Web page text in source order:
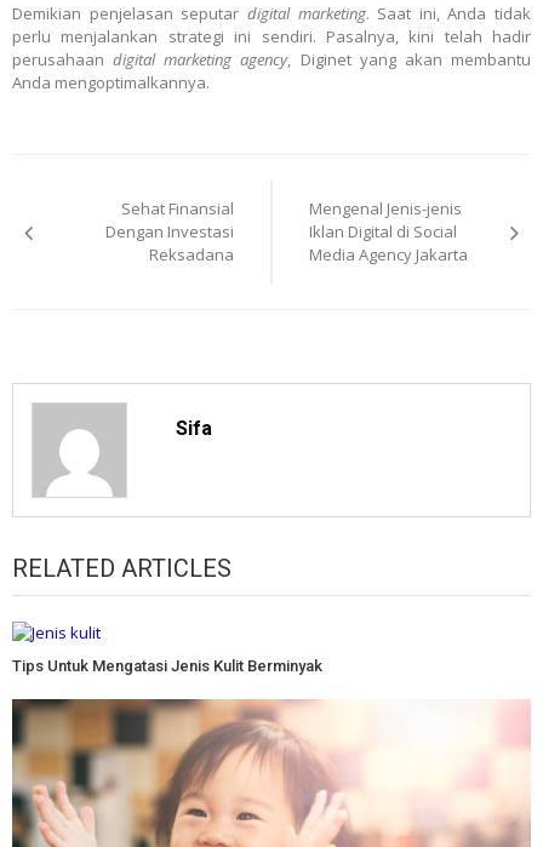
Demikian penjelasan seputar digital marketing. Saat ini, Anda tidak
perlu menjalankan strategi ini sendiri. Pasalnya, kini telah hadir
perusahaandigital marketing agency, Diginet yang akan membantu
Anda mengoptimalkannya.
navigation
Sehat Finansial
Dengan Investasi
Reksadana
Mengenal Jenis-jenis
Iklan Digital di Social
Media Agency Jakarta
Sifa
RELATED ARTICLES
Tips Untuk Mengatasi Jenis Kulit Berminyak